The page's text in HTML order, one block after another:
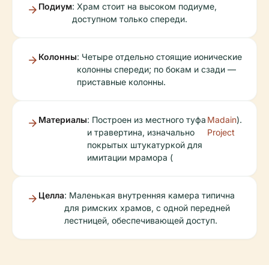
Подиум: Храм стоит на высоком подиуме,
доступном только спереди.
Колонны: Четыре отдельно стоящие ионические
колонны спереди; по бокам и сзади —
приставные колонны.
Материалы: Построен из местного туфа
и травертина, изначально
покрытых штукатуркой для
имитации мрамора (
Madain
Project
).
Целла: Маленькая внутренняя камера типична
для римских храмов, с одной передней
лестницей, обеспечивающей доступ.